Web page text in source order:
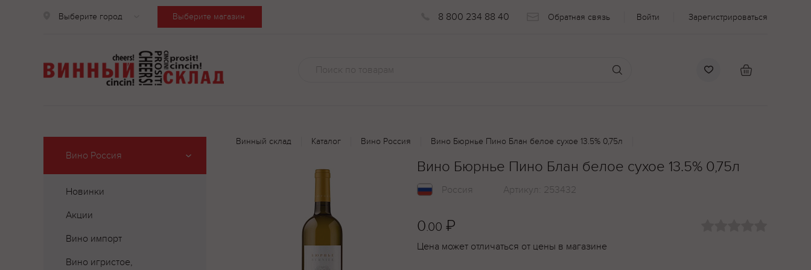
Выберите город Выберите магазин 8 800 234 88 40 Обратная связь Войти Зарегистрироваться
Вино Россия
Новинки
Акции
Вино импорт
Вино игристое,
Винный склад Каталог Вино Россия Вино Бюрнье Пино Блан белое сухое 13.5% 0,75л
Вино Бюрнье Пино Блан белое сухое 13.5% 0,75л
Россия Артикул: 253432
0.00 ₽
Цена может отличаться от цены в магазине